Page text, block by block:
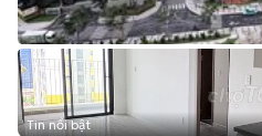
Tin nổi bật